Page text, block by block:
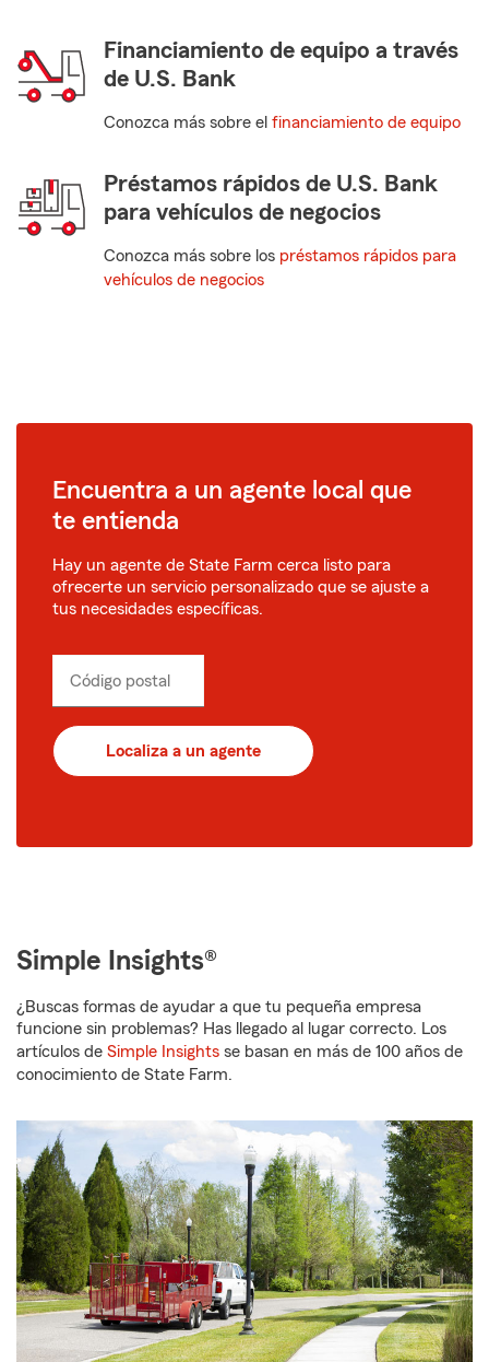
Financiamiento de equipo a través
de U.S. Bank
Conozca más sobre el financiamiento de equipo
Préstamos rápidos de U.S. Bank
para vehículos de negocios
Conozca más sobre los préstamos rápidos para
vehículos de negocios
Encuentra a un agente local que
te entienda
Hay un agente de State Farm cerca listo para
ofrecerte un servicio personalizado que se ajuste a
tus necesidades específicas.
Código postal
Localiza a un agente
Simple Insights®
¿Buscas formas de ayudar a que tu pequeña empresa
funcione sin problemas? Has llegado al lugar correcto. Los
artículos de Simple Insights se basan en más de 100 años de
conocimiento de State Farm.